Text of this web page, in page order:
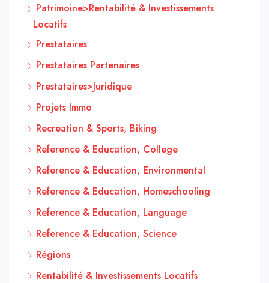
Patrimoine>Rentabilité & Investissements
Locatifs
Prestataires
Prestataires Partenaires
Prestataires>Juridique
Projets Immo
Recreation & Sports, Biking
Reference & Education, College
Reference & Education, Environmental
Reference & Education, Homeschooling
Reference & Education, Language
Reference & Education, Science
Régions
Rentabilité & Investissements Locatifs